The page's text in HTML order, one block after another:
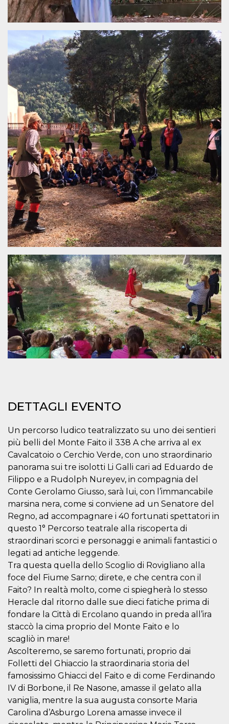
DETTAGLI EVENTO
Un percorso ludico teatralizzato su uno dei sentieri
più belli del Monte Faito il 338 A che arriva al ex
Cavalcatoio o Cerchio Verde, con uno straordinario
panorama sui tre isolotti Li Galli cari ad Eduardo de
Filippo e a Rudolph Nureyev, in compagnia del
Conte Gerolamo Giusso, sarà lui, con l’immancabile
marsina nera, come si conviene ad un Senatore del
Regno, ad accompagnare i 40 fortunati spettatori in
questo 1° Percorso teatrale alla riscoperta di
straordinari scorci e personaggi e animali fantastici o
legati ad antiche leggende.
Tra questa quella dello Scoglio di Rovigliano alla
foce del Fiume Sarno; direte, e che centra con il
Faito? In realtà molto, come ci spiegherà lo stesso
Heracle dal ritorno dalle sue dieci fatiche prima di
fondare la Città di Ercolano quando in preda all’ira
staccò la cima proprio del Monte Faito e lo
scagliò in mare!
Ascolteremo, se saremo fortunati, proprio dai
Folletti del Ghiaccio la straordinaria storia del
famosissimo Ghiacci del Faito e di come Ferdinando
IV di Borbone, il Re Nasone, amasse il gelato alla
vaniglia, mentre la sua augusta consorte Maria
Carolina d’Asburgo Lorena amasse invece il
wordpress_test_cookie
Automattic
Inc.
.oooh.events
Sessione
Cookie di
Wordpress,
verifica che il
browser accetti i
cookie.
PHPSESSID
PHP.net
oooh.events
Sessione
Cookie
generato da
applicazioni
basate sul
linguaggio PHP.
Si tratta di un
identificatore
generico
utilizzato per
mantenere le
variabili di
sessione utente.
Normalmente è
un numero
generato in
modo casuale, il
modo in cui
viene utilizzato
può essere
specifico per il
sito, ma un
buon esempio è
mantenere uno
stato di accesso
per un utente
tra le pagine.
m
Stripe
m.stripe.com
1 anno 1
mese
Questo cookie
viene
generalmente
utilizzato per le
prestazioni e
l'ottimizzazione
dei servizi di
elaborazione
dei pagamenti,
facilitando la
memorizzazione
dei contenuti
sul browser per
rendere le
pagine più
preferenze di
consenso sui
cookie dei
visitatori. È
necessario che il
cookie di
Cookie-
Script.com
funzioni
correttamente.
Storage declaration
Nome
Storage
type
Descrizione
fbssls_314278995690155
Session
storage
wpEmojiSettingsSupports
Session
storage
cn_uc__
storage
Nome
Provider /
Dominio
Scadenza Descrizione
c_user
Platform Inc.
settimane
2 giorni